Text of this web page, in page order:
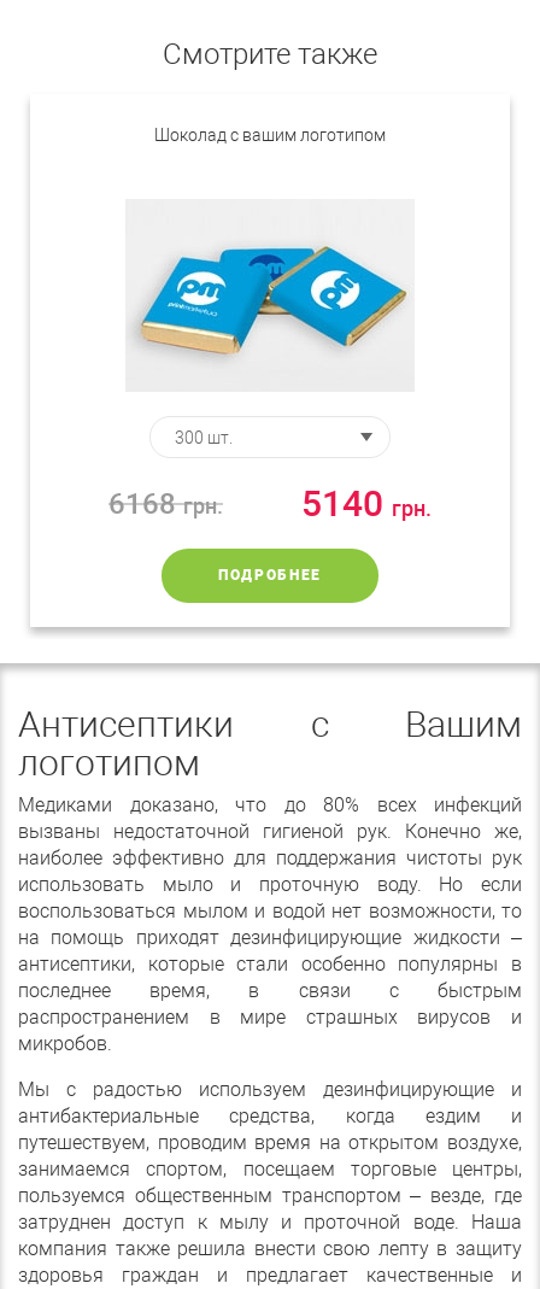
Смотрите также
Шоколад с вашим логотипом
6168грн. 5140 грн.
ПОДРОБНЕЕ
Антисептики с Вашим
логотипом
Медиками доказано, что до 80% всех инфекций
вызваны недостаточной гигиеной рук. Конечно же,
наиболее эффективно для поддержания чистоты рук
использовать мыло и проточную воду. Но если
воспользоваться мылом и водой нет возможности, то
на помощь приходят дезинфицирующие жидкости –
антисептики, которые стали особенно популярны в
последнее время, в связи с быстрым
распространением в мире страшных вирусов и
микробов.
Мы с радостью используем дезинфицирующие и
антибактериальные средства, когда ездим и
путешествуем, проводим время на открытом воздухе,
занимаемся спортом, посещаем торговые центры,
пользуемся общественным транспортом – везде, где
затруднен доступ к мылу и проточной воде.
Наша
компания также решила внести свою лепту в защиту
здоровья граждан и предлагает качественные и